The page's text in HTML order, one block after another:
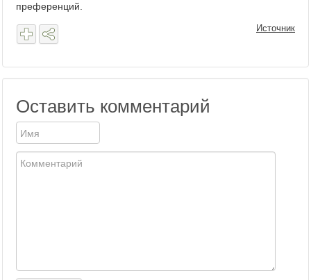
преференций.
Источник
Оставить комментарий